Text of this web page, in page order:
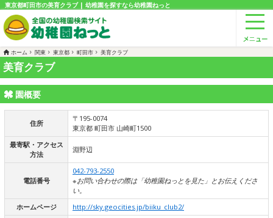
東京都町田市の美育クラブ | 幼稚園を探すなら幼稚園ねっと
ホーム 関東 東京都 町田市 美育クラブ
美育クラブ
園概要
住所
〒195-0074
東京都 町田市 山崎町1500
最寄駅・アクセス
方法
淵野辺
電話番号
042-793-2550
※お問い合わせの際は「幼稚園ねっとを見た」とお伝えくださ
い。
ホームページ
http://sky.geocities.jp/biiku_club2/